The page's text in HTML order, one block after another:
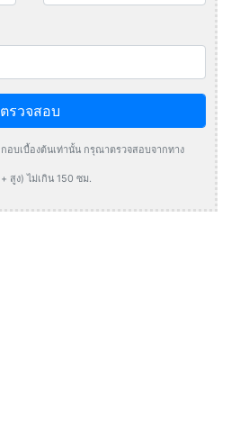
ตรวจสอบ
อบเบื้องต้นเท่านั้น กรุณาตรวจสอบจากทาง
สูง) ไม่เกิน 150 ซม.